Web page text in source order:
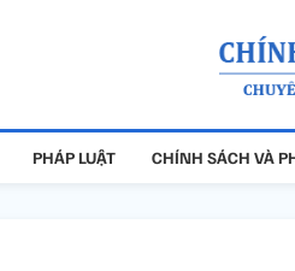
PHÁP LUẬT CHÍNH SÁCH VÀ